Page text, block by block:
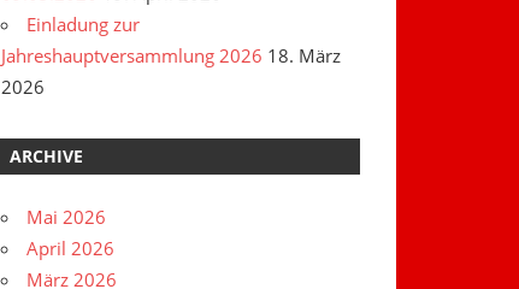
Einladung zur
Jahreshauptversammlung 2026 18. März
2026
ARCHIVE
Mai 2026
April 2026
März 2026